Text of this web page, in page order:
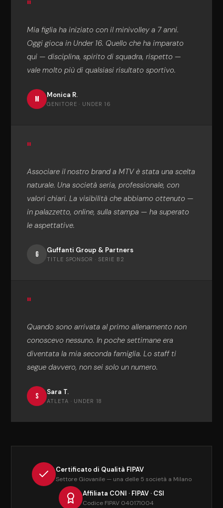
"
Mia figlia ha iniziato con il minivolley a 7 anni.
Oggi gioca in Under 16. Quello che ha imparato
qui — disciplina, spirito di squadra, rispetto —
vale molto più di qualsiasi risultato sportivo.
M Monica R.
GENITORE · UNDER 16
"
Associare il nostro brand a MTV è stata una scelta
naturale. Una società seria, professionale, con
valori chiari. La visibilità che abbiamo ottenuto —
in palazzetto, online, sulla stampa — ha superato
le aspettative.
G Guffanti Group & Partners
TITLE SPONSOR · SERIE B2
"
Quando sono arrivata al primo allenamento non
conoscevo nessuno. In poche settimane era
diventata la mia seconda famiglia. Lo staff ti
segue davvero, non sei solo un numero.
S Sara T.
ATLETA · UNDER 18
Certificato di Qualità FIPAV
Settore Giovanile — una delle 5 società a Milano
Affiliata CONI · FIPAV · CSI
Codice FIPAV 040171004